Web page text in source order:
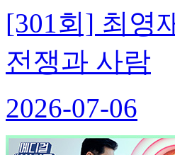
[301회] 최영
전쟁과 사람
2026-07-06